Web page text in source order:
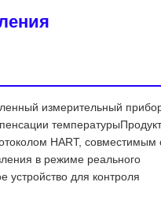
измерительный
температурыПродукт
HART, совместимым
в режиме реального
устройство для контроля